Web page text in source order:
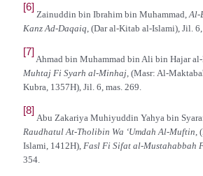
[6]
Zainuddin bin Ibrahim bin Muhammad,Al-
Kanz Ad-Daqaiq , (Dar al-Kitab al-Islami), Jil. 6,
[7]
Ahmad bin Muhammad bin Ali bin Hajar al-
Muhtaj Fi Syarh al-Minhaj , (Masr: Al-
Kubra, 1357H), Jil. 6, mas. 269.
[8]
Abu Zakariya Muhiyuddin Yahya bin
Raudhatul At-Tholibin Wa ‘Umdah Al-Muftin
Islami, 1412H), Fasl Fi Sifat al-Mustahabbah
354.